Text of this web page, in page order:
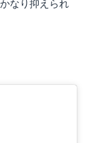
なり抑えられ